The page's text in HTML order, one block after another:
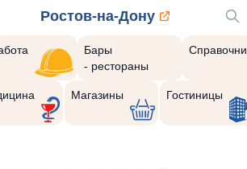
Ростов-на-Дону
Бары
- рестораны
Магазины Гостиницы